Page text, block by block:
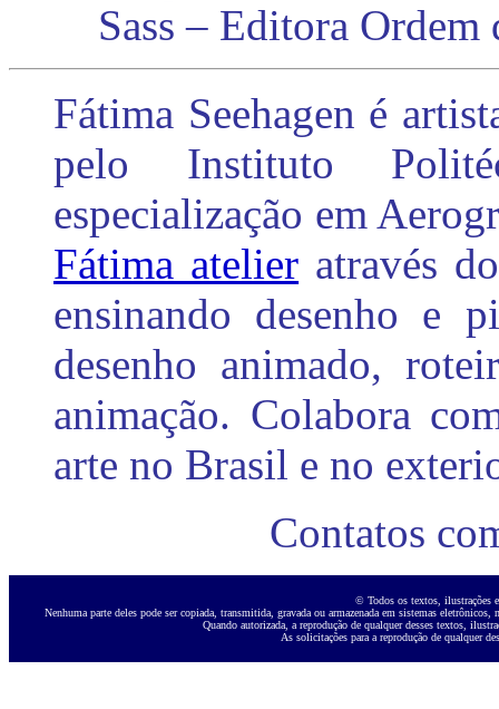
Sass – Editora Ordem
Fátima Seehagen é
pelo Instituto
especialização em
Fátima atelier através
ensinando desenho e
desenho animado,
animação. Colabora
arte no Brasil e no
Contatos
© Todos os textos, ilustrações
Nenhuma parte deles pode ser copiada, transmitida, gravada ou armazenada em sistemas
Quando autorizada, a reprodução de qualquer desses textos,
As solicitações para a reprodução de qualquer